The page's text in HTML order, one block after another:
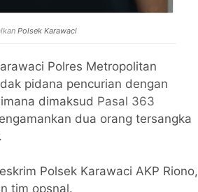
Polsek Karawaci
Polres Metropolitan
pidana pencurian dengan
dimaksud Pasal 363
dua orang tersangka
Polsek Karawaci AKP Riono,
tim opsnal.